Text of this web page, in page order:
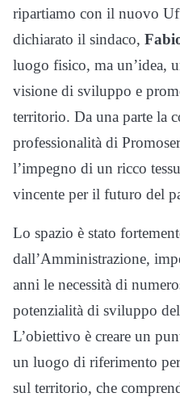
ripartiamo con il nuovo
dichiarato il sindaco,
luogo fisico, ma un’idea,
visione di sviluppo e
territorio. Da una parte la
professionalità di
l’impegno di un ricco
vincente per il futuro del
Lo spazio è stato
dall’Amministrazione,
anni le necessità di
potenzialità di sviluppo
L’obiettivo è creare un
un luogo di riferimento
sul territorio, che